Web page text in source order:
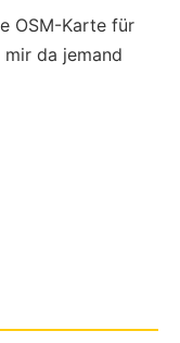
OSM-Karte für
mir da jemand